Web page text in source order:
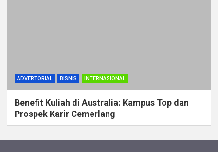
ADVERTORIAL BISNIS INTERNASIONAL
Benefit Kuliah di Australia: Kampus Top dan
Prospek Karir Cemerlang